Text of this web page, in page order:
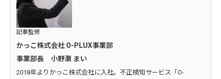
記事監修
かっこ株式会社 O-PLUX事業部
事業部長 小野瀬 まい
2018年よりかっこ株式会社に入社。不正検知サービス「O-